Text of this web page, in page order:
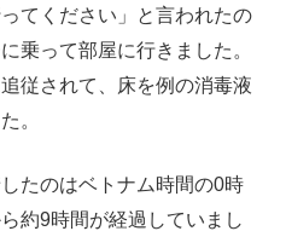
てください」と言われたの
乗って部屋に行きました。
従されて、床を例の消毒液
。
たのはベトナム時間の0時
約9時間が経過していまし